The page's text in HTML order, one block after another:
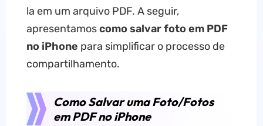
la em um arquivo PDF. A seguir,
apresentamoscomo salvar foto em PDF
no iPhone para simplificar o processo de
compartilhamento.
Como Salvar uma Foto/Fotos
em PDF no iPhone